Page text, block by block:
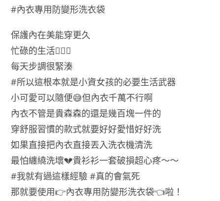
#內衣專用防變形洗衣袋
保護內在美能穿更久
忙碌的生活🚣🏻‍♂️
每天步調很緊湊
#所以這根本就是小資女孩的必要生活武器
小可愛可以隨便😅但內衣千萬不行啊
內衣不管是貴森森的還是幾百塊一件的
穿舒服習慣的款式就要好好愛惜好好洗
如果直接把內衣直接丟入洗衣機清洗
最怕纏繞洗壞💔貴衫衫一套破損超心疼～～
#我就有過這樣經驗 #真的會氣死
那就要使用👉內衣專用防變形洗衣袋👈啦！